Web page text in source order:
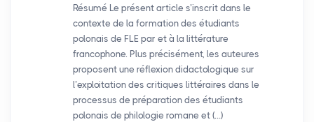
Résumé Le présent article s’inscrit dans le
contexte de la formation des étudiants
polonais de FLE par et à la littérature
francophone. Plus précisément, les auteures
proposent une réflexion didactologique sur
l’exploitation des critiques littéraires dans le
processus de préparation des étudiants
polonais de philologie romane et (…)